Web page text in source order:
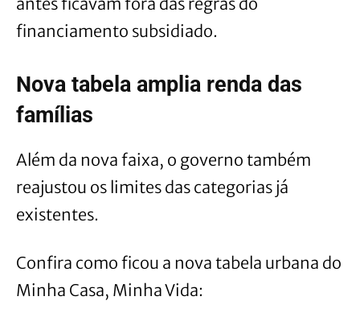
financiamento subsidiado.
Nova tabela amplia renda das
famílias
Além da nova faixa, o governo também
reajustou os limites das categorias já
existentes.
Confira como ficou a nova tabela urbana do
Minha Casa, Minha Vida: